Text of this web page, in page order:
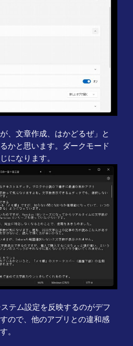
、文章作成、はかどるぜ」と
かと思います。ダークモード
になります。
テム設定を反映するのがデフ
ので、他のアプリとの違和感
。